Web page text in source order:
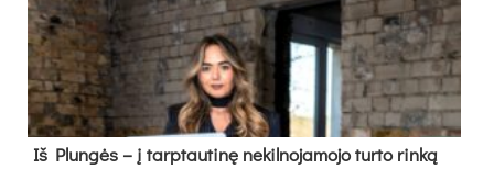
Iš Plungės – į tarptautinę nekilnojamojo turto rinką